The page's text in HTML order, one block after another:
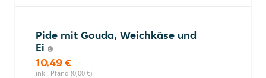
Pide mit Gouda, Weichkäse und
Ei
10,49 €
inkl. Pfand (0,00 €)